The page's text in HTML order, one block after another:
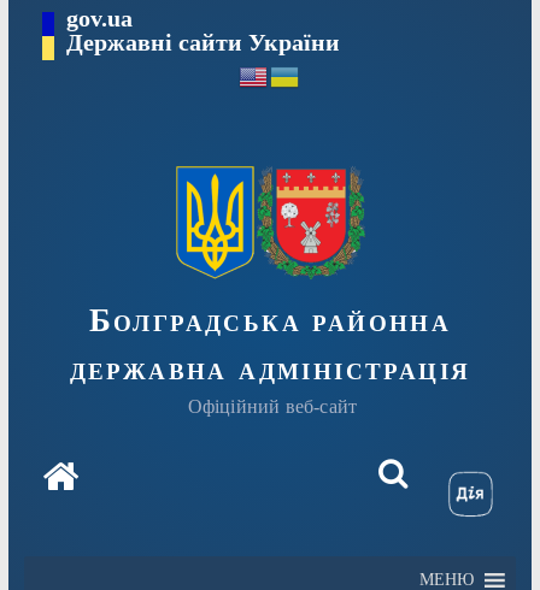
Перейтиgov.ua
Державні сайти України
Болградська районна
державна адміністрація
Офіційний веб-сайт
МЕНЮ